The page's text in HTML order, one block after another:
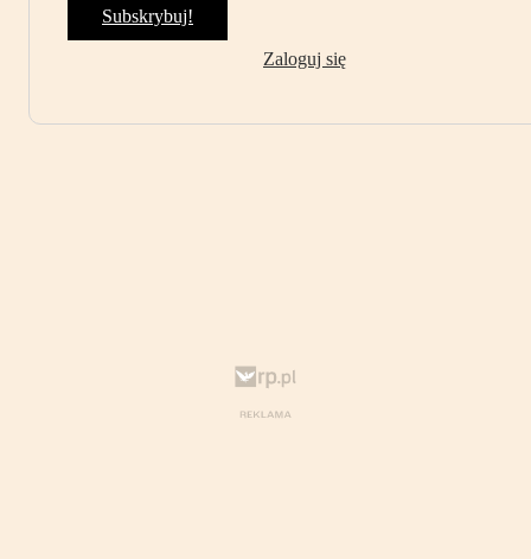
Subskrybuj!
Zaloguj się